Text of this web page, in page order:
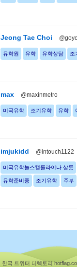
Jeong Tae Choi
유학원 유학 유학상담 조
max @maxinmetro
미국유학 조기유학 유학
imjukidd @intouch1122
미국유학놀스캘롤라이나 살롯
유학준비중 조기유학 주부
한국 트위터 디렉토리